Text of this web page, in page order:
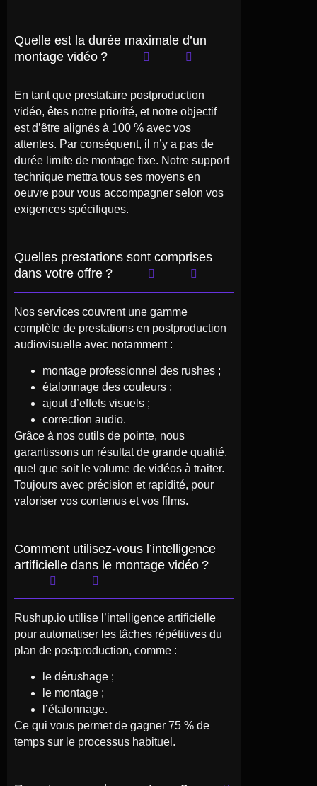
Quelle est la durée maximale d’un
montage vidéo ?
En tant que prestataire postproduction
vidéo, êtes notre priorité, et notre objectif
est d’être alignés à 100 % avec vos
attentes. Par conséquent, il n’y a pas de
durée limite de montage fixe. Notre support
technique mettra tous ses moyens en
oeuvre pour vous accompagner selon vos
exigences spécifiques.
Quelles prestations sont comprises
dans votre offre ?
Nos services couvrent une gamme
complète de prestations en postproduction
audiovisuelle avec notamment :
montage professionnel des rushes ;
étalonnage des couleurs ;
ajout d’effets visuels ;
correction audio.
Grâce à nos outils de pointe, nous
garantissons un résultat de grande qualité,
quel que soit le volume de vidéos à traiter.
Toujours avec précision et rapidité, pour
valoriser vos contenus et vos films.
Comment utilisez-vous l’intelligence
artificielle dans le montage vidéo ?
Rushup.io utilise l’intelligence artificielle
pour automatiser les tâches répétitives du
plan de postproduction, comme :
le dérushage ;
le montage ;
l’étalonnage.
Ce qui vous permet de gagner 75 % de
temps sur le processus habituel.